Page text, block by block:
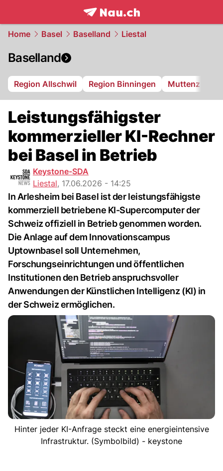
frontpage.NAU.ch
Home Basel Baselland Liestal
Baselland
Region Allschwil Region Binningen Muttenz
Leistungsfähigster
kommerzieller KI-Rechner
bei Basel in Betrieb
Keystone-SDA
Liestal, 17.06.2026 - 14:25
In Arlesheim bei Basel ist der leistungsfähigste
kommerziell betriebene KI-Supercomputer der
Schweiz offiziell in Betrieb genommen worden.
Die Anlage auf dem Innovationscampus
Uptownbasel soll Unternehmen,
Forschungseinrichtungen und öffentlichen
Institutionen den Betrieb anspruchsvoller
Anwendungen der Künstlichen Intelligenz (KI) in
der Schweiz ermöglichen.
Hinter jeder KI-Anfrage steckt eine energieintensive
Infrastruktur. (Symbolbild) - keystone